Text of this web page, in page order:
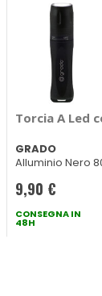
Torcia A Led
GRADO
Alluminio Nero
9,90 €
CONSEGNA IN
48H